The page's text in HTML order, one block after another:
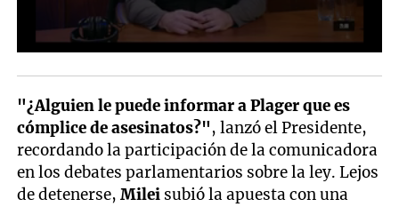
"¿Alguien le puede informar a Plager que es
cómplice de asesinatos?", lanzó el Presidente,
recordando la participación de la comunicadora
en los debates parlamentarios sobre la ley. Lejos
de detenerse,Milei subió la apuesta con una